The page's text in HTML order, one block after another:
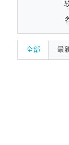
全部 最